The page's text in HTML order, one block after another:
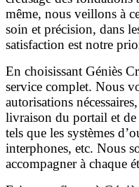
même, nous veillons à
soin et précision, dans
satisfaction est notre
En choisissant Géniès
service complet. Nous
autorisations
livraison du portail et de
tels que les systèmes
interphones, etc. Nous
accompagner à chaque